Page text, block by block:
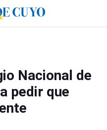
Nacional de
pedir que